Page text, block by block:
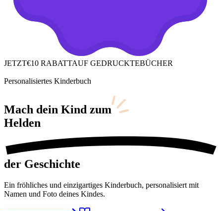
JETZT€10 RABATTAUF GEDRUCKTEBÜCHER
Personalisiertes Kinderbuch
Mach dein Kind zum
Helden
der Geschichte
Ein fröhliches und einzigartiges Kinderbuch, personalisiert mit
Namen und Foto deines Kindes.